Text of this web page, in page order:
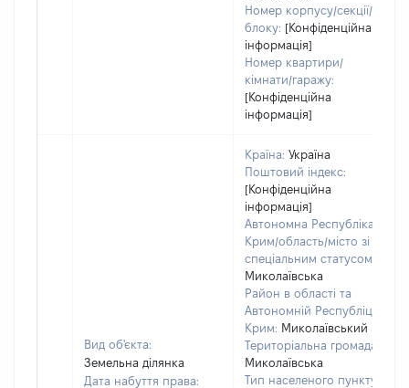
Номер корпусу/секції/
блоку: [Конфіденційна
інформація]
Номер квартири/
кімнати/гаражу:
[Конфіденційна
інформація]
Вид об'єкта:
Земельна ділянка
Дата набуття права:
Країна: Україна
Поштовий індекс:
[Конфіденційна
інформація]
Автономна Республіка
Крим/область/місто зі
спеціальним статусом:
Миколаївська
Район в області та
Автономній Республіці
Крим: Миколаївський
Територіальна громада:
Миколаївська
Тип населеного пункту: